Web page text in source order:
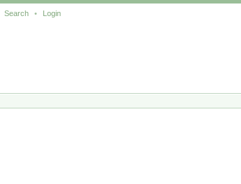
Search • Login